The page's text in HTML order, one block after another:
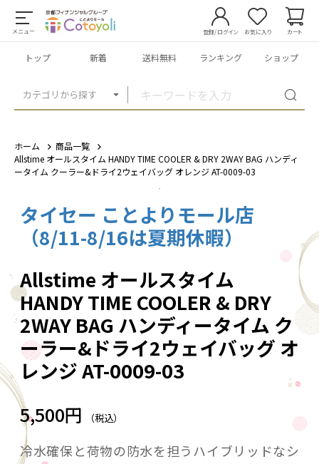
メニュー
カテゴリから探す
登録/ログイン お気に入り カート
トップ 新着 送料無料 ランキング ショップ
ホーム
商品一覧
Allstime オールスタイム HANDY TIME COOLER & DRY 2WAY BAG ハンディ
ータイム クーラー&ドライ2ウェイバッグ オレンジ AT-0009-03
タイセー ことよりモール店
（8/11-8/16は夏期休暇）
Allstime オールスタイム
HANDY TIME COOLER & DRY
2WAY BAG ハンディータイム ク
ーラー&ドライ2ウェイバッグ オ
レンジ AT-0009-03
5,500円 （税込）
冷水確保と荷物の防水を担うハイブリッドなシ